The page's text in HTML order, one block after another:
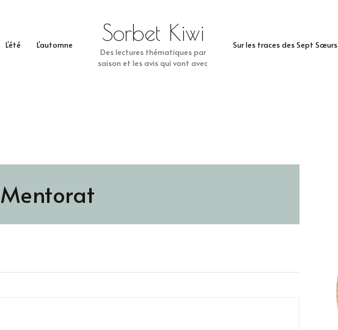
L’été L’automne Sur les traces des Sept Sœurs
Sorbet Kiwi
Des lectures thématiques par
saison et les avis qui vont avec
Mentorat